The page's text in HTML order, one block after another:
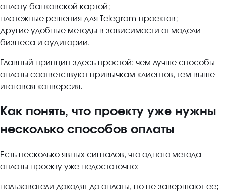
оплату банковской картой;
платежные решения для Telegram-проектов;
другие удобные методы в зависимости от модели
бизнеса и аудитории.
Главный принцип здесь простой: чем лучше способы
оплаты соответствуют привычкам клиентов, тем выше
итоговая конверсия.
Как понять, что проекту уже нужны
несколько способов оплаты
Есть несколько явных сигналов, что одного метода
оплаты проекту уже недостаточно:
пользователи доходят до оплаты, но не завершают ее;